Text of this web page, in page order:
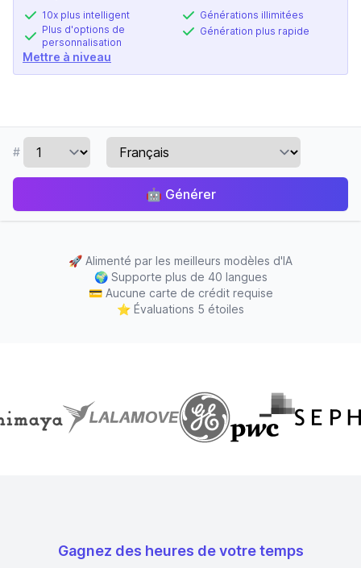
10x plus intelligent
Plus d'options de
personnalisation
Générations illimitées
Génération plus rapide
Mettre à niveau
#
🤖 Générer
🚀 Alimenté par les meilleurs modèles d'IA
🌍 Supporte plus de 40 langues
💳 Aucune carte de crédit requise
⭐ Évaluations 5 étoiles
Gagnez des heures de votre temps